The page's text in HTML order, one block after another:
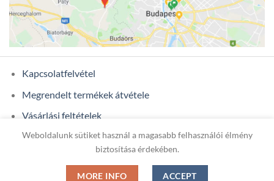
Kapcsolatfelvétel
Megrendelt termékek átvétele
Vásárlási feltételek
Ügyfél adatok
Weboldalunk sütiket használ a magasabb felhasználói élmény
biztosítása érdekében.
MORE INFO ACCEPT